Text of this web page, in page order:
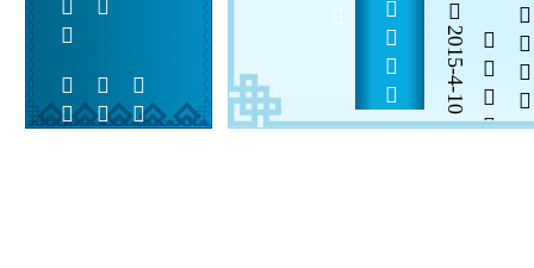

2015-4-10